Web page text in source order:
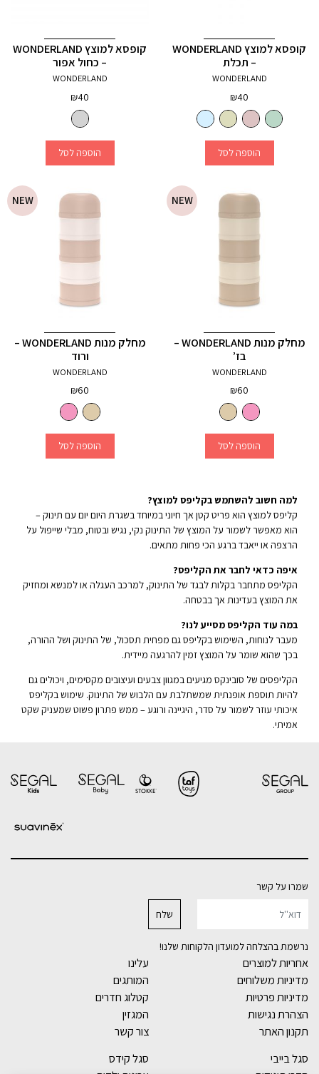
קופסא למוצץ WONDERLAND
– תכלת
WONDERLAND
₪40
הוספה לסל
קופסא למוצץ WONDERLAND
– כחול אפור
WONDERLAND
₪40
הוספה לסל
NEW
מחלק מנות WONDERLAND –
בז’
WONDERLAND
₪60
הוספה לסל
NEW
מחלק מנות WONDERLAND –
ורוד
WONDERLAND
₪60
הוספה לסל
למה חשוב להשתמש בקליפס למוצץ?
קליפס למוצץ הוא פריט קטן אך חיוני במיוחד בשגרת היום יום עם תינוק –
הוא מאפשר לשמור על המוצץ של התינוק נקי, נגיש ובטוח, מבלי שייפול על
הרצפה או ייאבד ברגע הכי פחות מתאים.
איפה כדאי לחבר את הקליפס?
הקליפס מתחבר בקלות לבגד של התינוק, למרכב העגלה או למנשא ומחזיק
את המוצץ בעדינות אך בבטחה.
במה עוד הקליפס מסייע לנו?
מעבר לנוחות, השימוש בקליפס גם מפחית תסכול, של התינוק ושל ההורה,
בכך שהוא שומר על המוצץ זמין להרגעה מיידית.
הקליפסים של סובינקס מגיעים במגוון צבעים ועיצובים מקסימים, ויכולים גם
להיות תוספת אופנתית שמשתלבת עם הלבוש של התינוק. שימוש בקליפס
איכותי עוזר לשמור על סדר, היגיינה ורוגע – ממש פתרון פשוט שמעניק שקט
אמיתי.
שמרו על קשר
נרשמת בהצלחה למועדון הלקוחות שלנו!
אחריות למוצרים
מדיניות משלוחים
מדיניות פרטיות
הצהרת נגישות
תקנון האתר
עלינו
המותגים
קטלוג חדרים
המגזין
צור קשר
סגל בייבי
סגל קידס